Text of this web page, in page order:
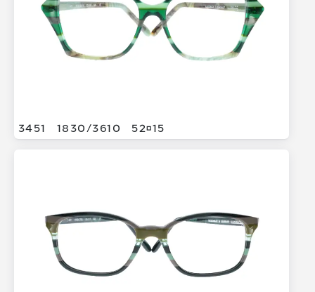
3451 1830/3610 5215